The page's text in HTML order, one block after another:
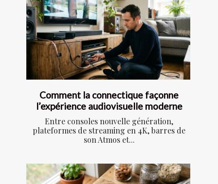
Comment la connectique façonne
l’expérience audiovisuelle moderne
Entre consoles nouvelle génération,
plateformes de streaming en 4K, barres de
son Atmos et...